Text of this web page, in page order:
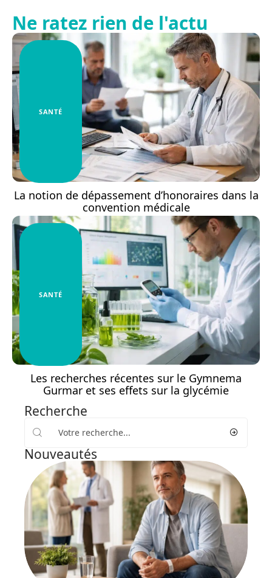
Ne ratez rien de l'actu
SANTÉ
La notion de dépassement d’honoraires dans la
convention médicale
SANTÉ
Les recherches récentes sur le Gymnema
Gurmar et ses effets sur la glycémie
Recherche
Nouveautés